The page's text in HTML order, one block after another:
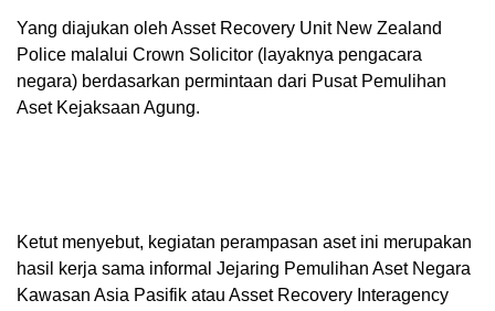
Yang diajukan oleh Asset Recovery Unit New Zealand
Police malalui Crown Solicitor (layaknya pengacara
negara) berdasarkan permintaan dari Pusat Pemulihan
Aset Kejaksaan Agung.
Ketut menyebut, kegiatan perampasan aset ini merupakan
hasil kerja sama informal Jejaring Pemulihan Aset Negara
Kawasan Asia Pasifik atau Asset Recovery Interagency